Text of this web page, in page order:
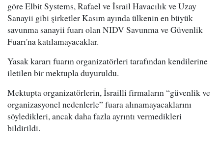
göre Elbit Systems, Rafael ve İsrail Havacılık ve Uzay
Sanayii gibi şirketler Kasım ayında ülkenin en büyük
savunma sanayii fuarı olan NIDV Savunma ve Güvenlik
Fuarı'na katılamayacaklar.
Yasak kararı fuarın organizatörleri tarafından kendilerine
iletilen bir mektupla duyuruldu.
Mektupta organizatörlerin, İsrailli firmaların “güvenlik ve
organizasyonel nedenlerle” fuara alınamayacaklarını
söyledikleri, ancak daha fazla ayrıntı vermedikleri
bildirildi.